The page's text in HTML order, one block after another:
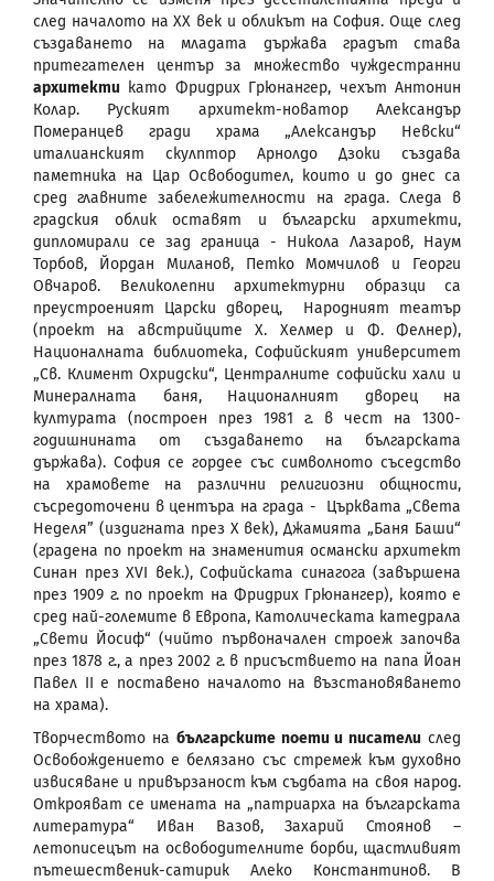
след началото на ХХ век и обликът на София. Още след
създаването на младата държава градът става
притегателен център за множество чуждестранни
архитекти като Фридрих Грюнангер, чехът Антонин
Колар. Руският архитект-новатор Александър
Померанцев гради храма „Александър Невски“
италианският скулптор Арнолдо Дзоки създава
паметника на Цар Освободител, които и до днес са
сред главните забележителности на града. Следа в
градския облик оставят и български архитекти,
дипломирали се зад граница - Никола Лазаров, Наум
Торбов, Йордан Миланов, Петко Момчилов и Георги
Овчаров. Великолепни архитектурни образци са
преустроеният Царски дворец, Народният театър
(проект на австрийците Х. Хелмер и Ф. Фелнер),
Националната библиотека, Софийският университет
„Св. Климент Охридски“, Централните софийски хали и
Минералната баня, Националният дворец на
културата (построен през 1981 г. в чест на 1300-
годишнината от създаването на българската
държава). София се гордее със символното съседство
на храмовете на различни религиозни общности,
съсредоточени в центъра на града - Църквата „Света
Неделя” (издигната през Х век), Джамията „Баня Баши“
(градена по проект на знаменития османски архитект
Синан през ХVI век.), Софийската синагога (завършена
през 1909 г. по проект на Фридрих Грюнангер), която е
сред най-големите в Европа, Католическата катедрала
„Свети Йосиф“ (чийто първоначален строеж започва
през 1878 г., а през 2002 г. в присъствието на папа Йоан
Павел II е поставено началото на възстановяването
на храма).
Творчеството на българските поети и писатели след
Освобождението е белязано със стремеж към духовно
извисяване и привързаност към съдбата на своя народ.
Открояват се имената на „патриарха на българската
литература“ Иван Вазов, Захарий Стоянов –
летописецът на освободителните борби, щастливият
пътешественик-сатирик Алеко Константинов. В